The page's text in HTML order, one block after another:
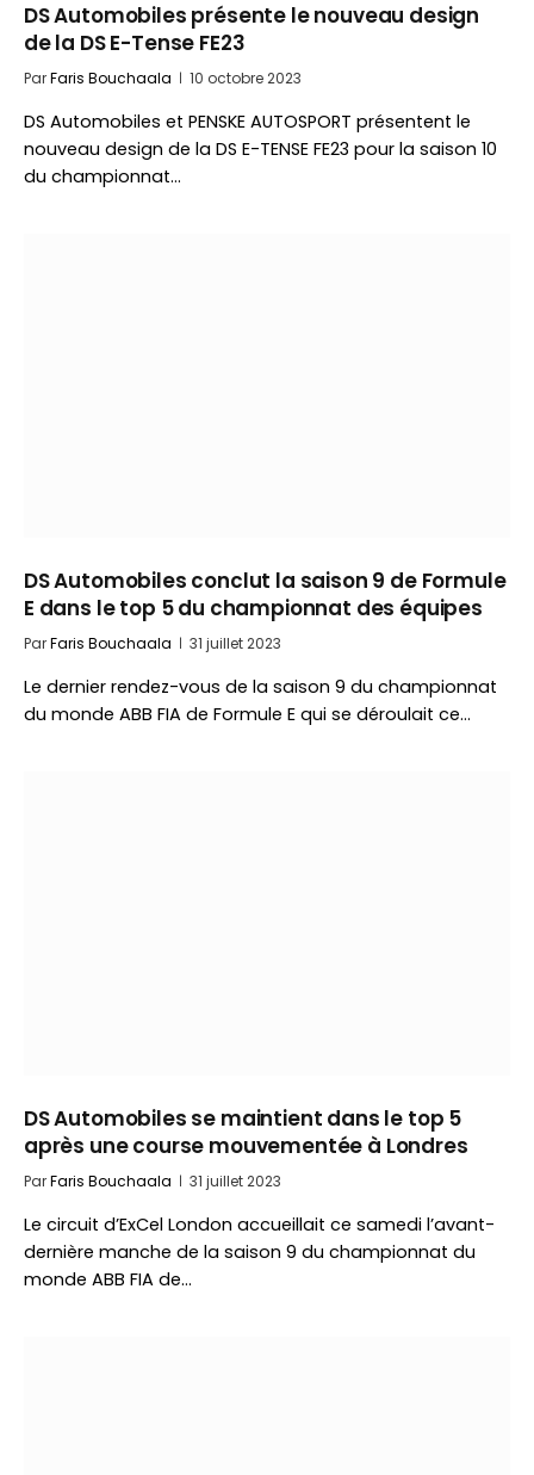
DS Automobiles présente le nouveau design
de la DS E-Tense FE23
ParFaris Bouchaala 10 octobre 2023
DS Automobiles et PENSKE AUTOSPORT présentent le
nouveau design de la DS E-TENSE FE23 pour la saison 10
du championnat…
DS Automobiles conclut la saison 9 de Formule
E dans le top 5 du championnat des équipes
ParFaris Bouchaala 31 juillet 2023
Le dernier rendez-vous de la saison 9 du championnat
du monde ABB FIA de Formule E qui se déroulait ce…
DS Automobiles se maintient dans le top 5
après une course mouvementée à Londres
ParFaris Bouchaala 31 juillet 2023
Le circuit d’ExCel London accueillait ce samedi l’avant-
dernière manche de la saison 9 du championnat du
monde ABB FIA de…